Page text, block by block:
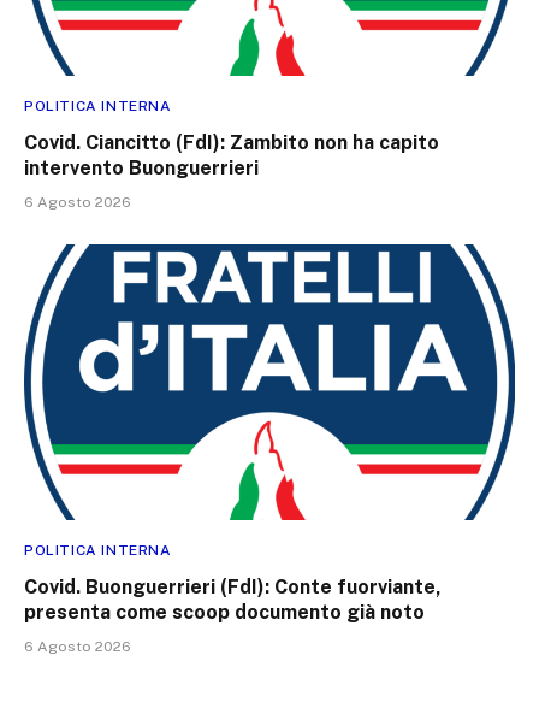
POLITICA INTERNA
Covid. Ciancitto (FdI): Zambito non ha capito
intervento Buonguerrieri
6 Agosto 2026
POLITICA INTERNA
Covid. Buonguerrieri (FdI): Conte fuorviante,
presenta come scoop documento già noto
6 Agosto 2026